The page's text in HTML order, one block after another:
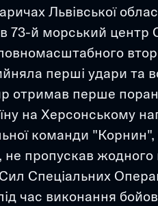
Львівської
73-й морський центр
перші удари та
отримав перше
на Херсонському
команди
не пропускав
Спеціальних
час виконання